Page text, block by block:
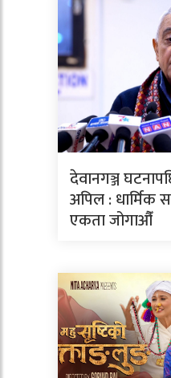
देवानगञ्ज
अपिल : धार्मिक
एकता जोगाऔँ